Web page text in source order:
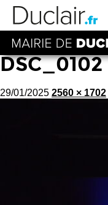
DSC_0102
29/01/2025 2560 × 1702